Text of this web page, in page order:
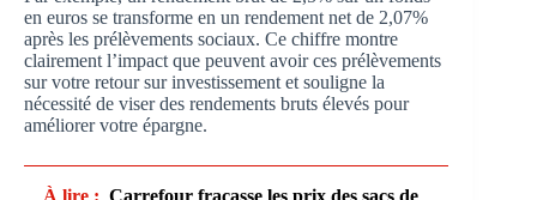
en euros se transforme en un rendement net de 2,07%
après les prélèvements sociaux. Ce chiffre montre
clairement l’impact que peuvent avoir ces prélèvements
sur votre retour sur investissement et souligne la
nécessité de viser des rendements bruts élevés pour
améliorer votre épargne.